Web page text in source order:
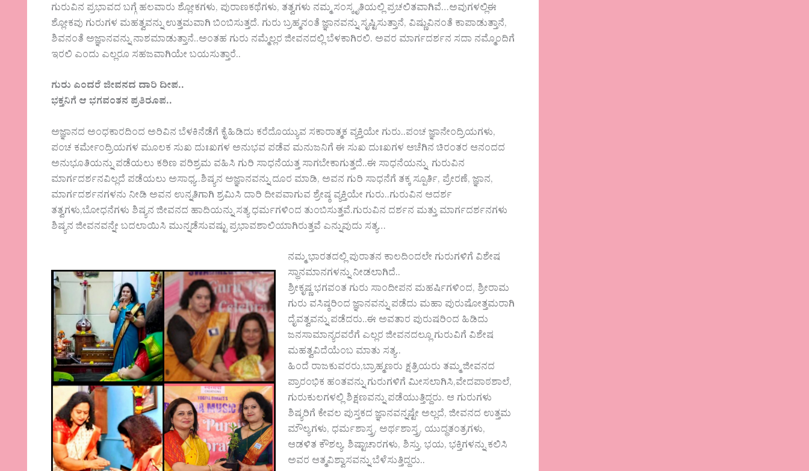
ಗುರುವಿನ ಪ್ರಭಾವದ ಬಗ್ಗೆ ಹಲವಾರು ಶ್ಲೋಕಗಳು, ಪುರಾಣಕಥೆಗಳು, ತತ್ವಗಳು ನಮ್ಮ ಸಂಸ್ಕೃತಿಯಲ್ಲಿ ಪ್ರಚಲಿತವಾಗಿವೆ…ಅವುಗಳಲ್ಲಿಈ
ಶ್ಲೋಕವು ಗುರುಗಳ ಮಹತ್ವವನ್ನು ಉತ್ತಮವಾಗಿ ಬಿಂಬಿಸುತ್ತದೆ. ಗುರು ಬ್ರಹ್ಮನಂತೆ ಜ್ಞಾನವನ್ನು ಸೃಷ್ಟಿಸುತ್ತಾನೆ, ವಿಷ್ಣುವಿನಂತೆ ಕಾಪಾಡುತ್ತಾನೆ,
ಶಿವನಂತೆ ಅಜ್ಞಾನವನ್ನು ನಾಶಮಾಡುತ್ತಾನೆ..ಅಂತಹ ಗುರು ನಮ್ಮೆಲ್ಲರ ಜೀವನದಲ್ಲಿ ಬೆಳಕಾಗಿರಲಿ. ಅವರ ಮಾರ್ಗದರ್ಶನ ಸದಾ ನಮ್ಮೊಂದಿಗೆ
ಇರಲಿ ಎಂದು ಎಲ್ಲರೂ ಸಹಜವಾಗಿಯೇ ‌ಬಯಸುತ್ತಾರೆ..
ಗುರು ಎಂದರೆ ಜೀವನದ ದಾರಿ ದೀಪ..
ಭಕ್ತನಿಗೆ ಆ ಭಗವಂತನ ಪ್ರತಿರೂಪ..
ಅಜ್ಞಾನದ ಅಂಧಕಾರದಿಂದ ಅರಿವಿನ ಬೆಳಕಿನೆಡೆಗೆ ಕೈಹಿಡಿದು ಕರೆದೊಯ್ಯುವ ಸಕಾರಾತ್ಮಕ ವ್ಯಕ್ತಿಯೇ ಗುರು..ಪಂಚ ಜ್ಞಾನೇಂದ್ರಿಯಗಳು,
ಪಂಚ ಕರ್ಮೇಂದ್ರಿಯಗಳ ಮೂಲಕ ಸುಖ ದುಃಖಗಳ ಅನುಭವ ಪಡೆವ ಮನುಜನಿಗೆ ಈ ಸುಖ ದುಃಖಗಳ ಆಚೆಗಿನ ಚಿರಂತರ ಆನಂದದ
ಅನುಭೂತಿಯನ್ನು ಪಡೆಯಲು ಕಠಿಣ ಪರಿಶ್ರಮ ವಹಿಸಿ ಗುರಿ ಸಾಧನೆಯತ್ತ ಸಾಗಬೇಕಾಗುತ್ತದೆ..ಈ ಸಾಧನೆಯನ್ನು ಗುರುವಿನ
ಮಾರ್ಗದರ್ಶನವಿಲ್ಲದೆ ಪಡೆಯಲು ಅಸಾಧ್ಯ..ಶಿಷ್ಯನ ಅಜ್ಞಾನವನ್ನು ದೂರ ಮಾಡಿ, ಅವನ ಗುರಿ ಸಾಧನೆಗೆ ತಕ್ಕ ಸ್ಪೂರ್ತಿ, ಪ್ರೇರಣೆ, ಜ್ಞಾನ,
ಮಾರ್ಗದರ್ಶನಗಳನು ನೀಡಿ ಅವನ ಉನ್ನತಿಗಾಗಿ ಶ್ರಮಿಸಿ ದಾರಿ ದೀಪವಾಗುವ ಶ್ರೇಷ್ಠ ವ್ಯಕ್ತಿಯೇ ಗುರು..ಗುರುವಿನ ಆದರ್ಶ
ತತ್ವಗಳು,ಬೋಧನೆಗಳು ಶಿಷ್ಯನ ಜೀವನದ ಹಾದಿಯನ್ನು ಸತ್ಯ ಧರ್ಮಗಳಿಂದ ತುಂಬಿಸುತ್ತವೆ.ಗುರುವಿನ ದರ್ಶನ ಮತ್ತು ಮಾರ್ಗದರ್ಶನಗಳು
ಶಿಷ್ಯನ ಜೀವನವನ್ನೇ ‌ಬದಲಾಯಿಸಿ ಮುನ್ನಡೆಸುವಷ್ಟು ಪ್ರಭಾವಶಾಲಿಯಾಗಿರುತ್ತವೆ ಎನ್ನುವುದು ಸತ್ಯ…
ನಮ್ಮ ಭಾರತದಲ್ಲಿ ಪುರಾತನ ಕಾಲದಿಂದಲೇ ಗುರುಗಳಿಗೆ ವಿಶೇಷ
ಸ್ಥಾನಮಾನಗಳನ್ನು ನೀಡಲಾಗಿದೆ..
ಶ್ರೀಕೃಷ್ಣ ಭಗವಂತ ಗುರು ಸಾಂದೀಪನ ಮಹರ್ಷಿಗಳಿಂದ, ಶ್ರೀರಾಮ
ಗುರು ವಸಿಷ್ಠರಿಂದ ಜ್ಞಾನವನ್ನು ಪಡೆದು ಮಹಾ ಪುರುಷೋತ್ತಮರಾಗಿ
ದೈವತ್ವವನ್ನು ಪಡೆದರು..ಈ ಅವತಾರ ಪುರುಷರಿಂದ ಹಿಡಿದು
ಜನಸಾಮಾನ್ಯರವರೆಗೆ ಎಲ್ಲರ ಜೀವನದಲ್ಲೂ ಗುರುವಿಗೆ ವಿಶೇಷ
ಮಹತ್ವವಿದೆಯೆಂಬ ಮಾತು ಸತ್ಯ..
ಹಿಂದೆ ರಾಜಕುವರರು,ಬ್ರಾಹ್ಮಣರು ಕ್ಷತ್ರಿಯರು ತಮ್ಮ ಜೀವನದ
ಪ್ರಾರಂಭಿಕ ಹಂತವನ್ನು ಗುರುಗಳಿಗೆ ಮೀಸಲಾಗಿಸಿ,ವೇದಪಾಠಶಾಲೆ,
ಗುರುಕುಲಗಳಲ್ಲಿ ಶಿಕ್ಷಣವನ್ನು ಪಡೆಯುತ್ತಿದ್ದರು. ಆ ಗುರುಗಳು
ಶಿಷ್ಯರಿಗೆ ಕೇವಲ ಪುಸ್ತಕದ ಜ್ಞಾನವನ್ನಷ್ಟೇ ಅಲ್ಲದೆ, ಜೀವನದ ಉತ್ತಮ
ಮೌಲ್ಯಗಳು, ಧರ್ಮಶಾಸ್ತ್ರ, ಅರ್ಥಶಾಸ್ತ್ರ, ಯುದ್ಧತಂತ್ರಗಳು,
ಆಡಳಿತ ಕೌಶಲ್ಯ, ಶಿಷ್ಟಾಚಾರಗಳು, ಶಿಸ್ತು, ಭಯ, ಭಕ್ತಿಗಳನ್ನು ಕಲಿಸಿ
ಅವರ ಆತ್ಮವಿಶ್ವಾಸವನ್ನು ಬೆಳೆಸುತ್ತಿದ್ದರು..